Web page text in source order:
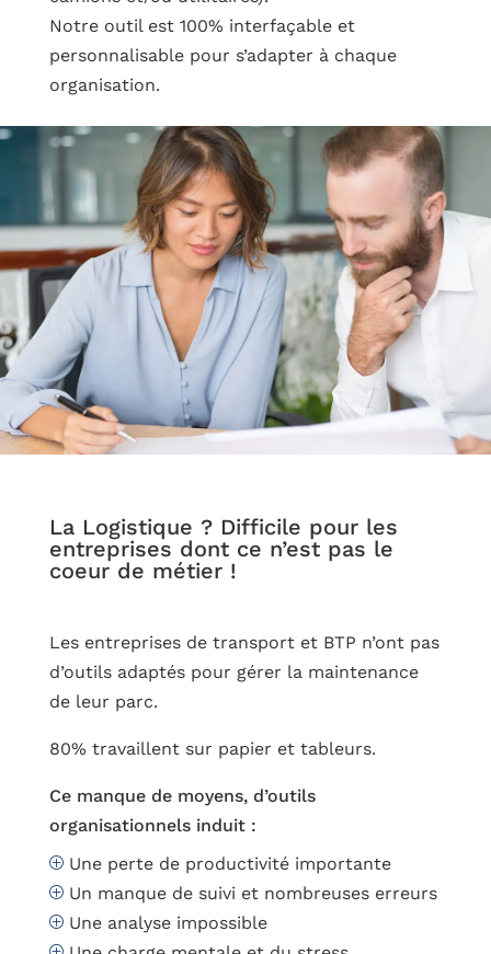
Notre outil est 100% interfaçable et
personnalisable pour s’adapter à chaque
organisation.
La Logistique ? Difficile pour les
entreprises dont ce n’est pas le
coeur de métier !
Les entreprises de transport et BTP n’ont pas
d’outils adaptés pour gérer la maintenance
de leur parc.
80% travaillent sur papier et tableurs.
Ce manque de moyens, d’outils
organisationnels induit :
P Une perte de productivité importante
P Un manque de suivi et nombreuses erreurs
P Une analyse impossible